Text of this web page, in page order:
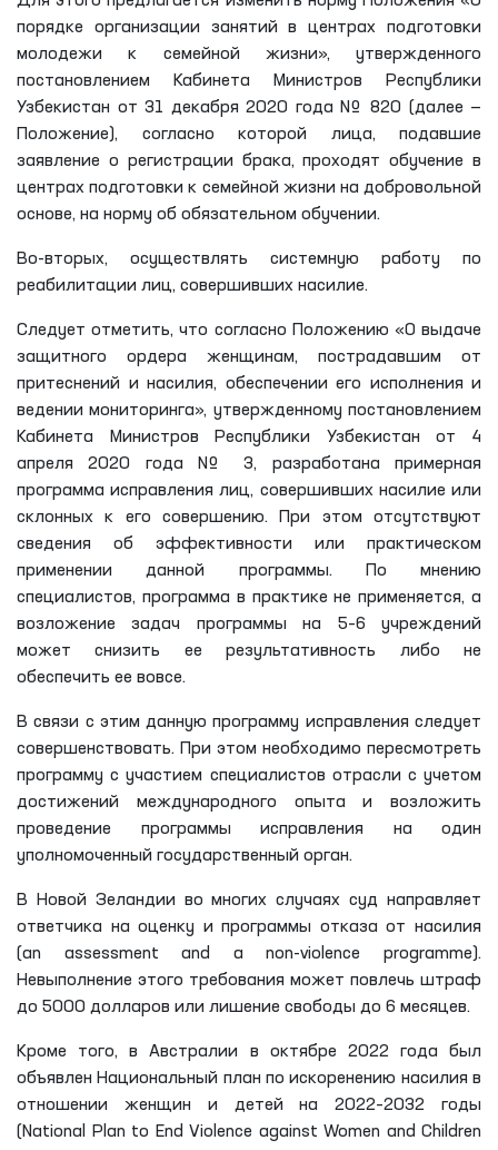
порядке организации занятий в центрах подготовки
молодежи к семейной жизни», утвержденного
постановлением Кабинета Министров Республики
Узбекистан от 31 декабря 2020 года № 820 (далее —
Положение), согласно которой лица, подавшие
заявление о регистрации брака, проходят обучение в
центрах подготовки к семейной жизни на добровольной
основе, на норму об обязательном обучении.
Во-вторых, осуществлять системную работу по
реабилитации лиц, совершивших насилие.
Следует отметить, что согласно Положению «О выдаче
защитного ордера женщинам, пострадавшим от
притеснений и насилия, обеспечении его исполнения и
ведении мониторинга», утвержденному постановлением
Кабинета Министров Республики Узбекистан от 4
апреля 2020 года № 3, разработана примерная
программа исправления лиц, совершивших насилие или
склонных к его совершению. При этом отсутствуют
сведения об эффективности или практическом
применении данной программы. По мнению
специалистов, программа в практике не применяется, а
возложение задач программы на 5–6 учреждений
может снизить ее результативность либо не
обеспечить ее вовсе.
В связи с этим данную программу исправления следует
совершенствовать. При этом необходимо пересмотреть
программу с участием специалистов отрасли с учетом
достижений международного опыта и возложить
проведение программы исправления на один
уполномоченный государственный орган.
В Новой Зеландии во многих случаях суд направляет
ответчика на оценку и программы отказа от насилия
(an assessment and a non-violence programme).
Невыполнение этого требования может повлечь штраф
до 5000 долларов или лишение свободы до 6 месяцев.
Кроме того, в Австралии в октябре 2022 года был
объявлен Национальный план по искоренению насилия в
отношении женщин и детей на 2022–2032 годы
(National Plan to End Violence against Women and Children